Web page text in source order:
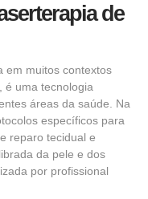
de
em muitos contextos
é uma tecnologia
áreas da saúde. Na
específicos para
reparo tecidual e
da pele e dos
por profissional